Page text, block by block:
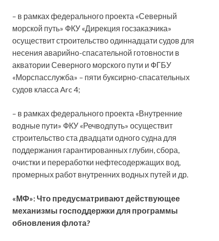
– в рамках федерального проекта «Северный
морской путь» ФКУ «Дирекция госзаказчика»
осуществит строительство одиннадцати судов для
несения аварийно-спасательной готовности в
акватории Северного морского пути и ФГБУ
«Морспасслужба» – пяти буксирно-спасательных
судов класса Arc 4;
– в рамках федерального проекта «Внутренние
водные пути» ФКУ «Речводпуть» осуществит
строительство ста двадцати одного судна для
поддержания гарантированных глубин, сбора,
очистки и переработки нефтесодержащих вод,
промерных работ внутренних водных путей и др.
«МФ»: Что предусматривают действующее
механизмы господдержки для программы
обновления флота?